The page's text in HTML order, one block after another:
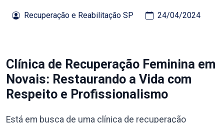
Recuperação e Reabilitação SP 24/04/2024
Clínica de Recuperação Feminina em
Novais: Restaurando a Vida com
Respeito e Profissionalismo
Está em busca de uma clínica de recuperação